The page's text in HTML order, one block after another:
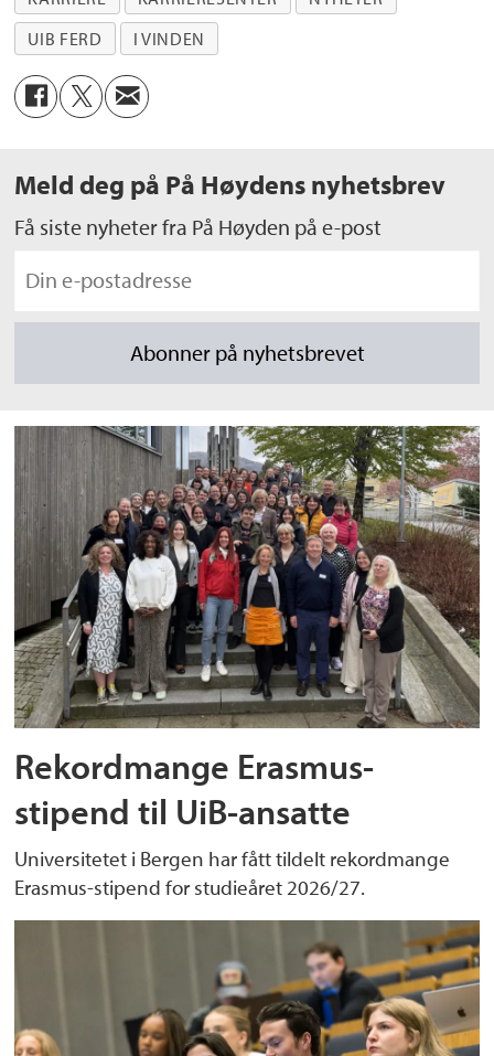
UIB FERD
I VINDEN
Meld deg på På Høydens nyhetsbrev
Få siste nyheter fra På Høyden på e-post
Rekordmange Erasmus-
stipend til UiB-ansatte
Universitetet i Bergen har fått tildelt rekordmange
Erasmus-stipend for studieåret 2026/27.